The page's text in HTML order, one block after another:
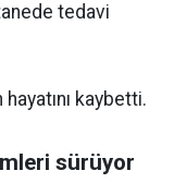
tedavi
kaybetti.
sürüyor